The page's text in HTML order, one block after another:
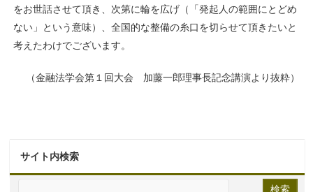
をお世話させて頂き、次第に輪を広げ（「発起人の範囲にとどめ
ない」という意味）、全国的な整備の糸口を切らせて頂きたいと
考えたわけでございます。
（金融法学会第１回大会 加藤一郎理事長記念講演より抜粋）
サイト内検索